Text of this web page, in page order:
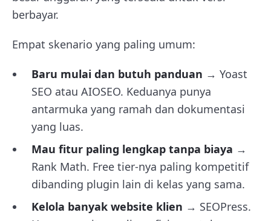
berbayar.
Empat skenario yang paling umum:
Baru mulai dan butuh panduan → Yoast
SEO atau AIOSEO. Keduanya punya
antarmuka yang ramah dan dokumentasi
yang luas.
Mau fitur paling lengkap tanpa biaya →
Rank Math. Free tier-nya paling kompetitif
dibanding plugin lain di kelas yang sama.
Kelola banyak website klien → SEOPress.